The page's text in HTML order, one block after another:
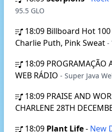
95.5 GLO
18:09 Billboard Hot 100
Charlie Puth, Pink Sweat -
18:09 PROGRAMAÇÃO
WEB RÁDIO - Super Java
18:09 PRAISE AND
CHARLENE 28TH
18:09 Plant Life- New